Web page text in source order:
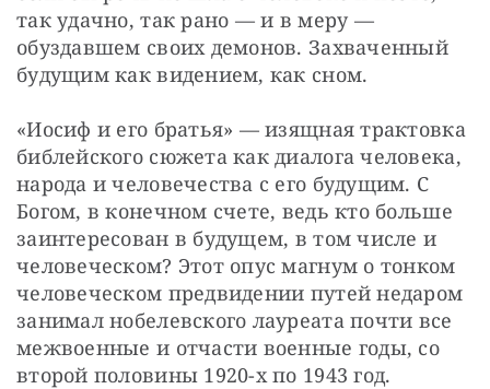
так удачно, так рано — и в меру —
обуздавшем своих демонов. Захваченный
будущим как видением, как сном.
«Иосиф и его братья» — изящная трактовка
библейского сюжета как диалога человека,
народа и человечества с его будущим. С
Богом, в конечном счете, ведь кто больше
заинтересован в будущем, в том числе и
человеческом? Этот опус магнум о тонком
человеческом предвидении путей недаром
занимал нобелевского лауреата почти все
межвоенные и отчасти военные годы, со
второй половины 1920-х по 1943 год.